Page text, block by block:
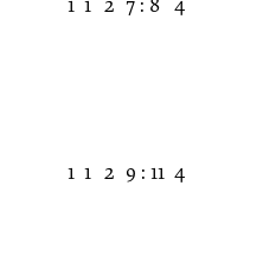
1 1 2 9 : 11 4